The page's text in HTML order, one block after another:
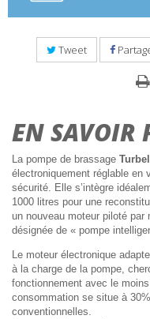
Tweet
EN SAVOIR
La pompe de brassage
électroniquement réglable en
sécurité. Elle s’intègre
1000 litres pour une
un nouveau moteur piloté
désignée de « pompe
Le moteur électronique
à la charge de la pompe,
fonctionnement avec le
consommation se situe à
conventionnelles.